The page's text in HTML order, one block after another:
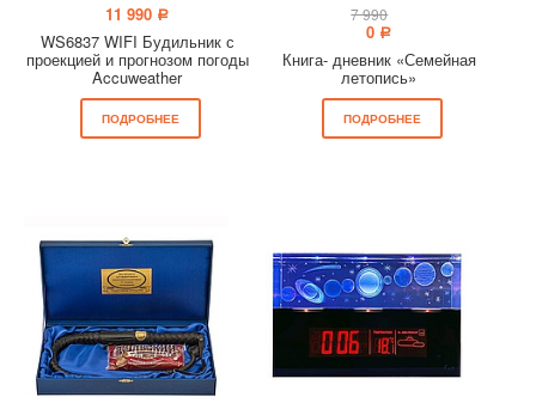
11 990 a
WS6837 WIFI Будильник с
проекцией и прогнозом погоды
Accuweather
ПОДРОБНЕЕ
7 990
0 a
Книга- дневник «Семейная
летопись»
ПОДРОБНЕЕ